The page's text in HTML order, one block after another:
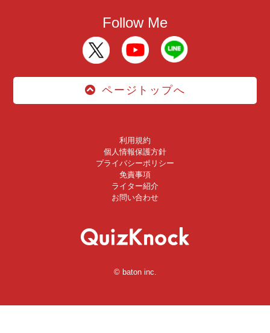
Follow Me
ページトップへ
利用規約
個人情報保護方針
プライバシーポリシー
免責事項
ライター紹介
お問い合わせ
© baton inc.